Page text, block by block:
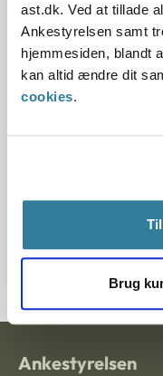
ast.dk. Ved at tillade
Ankestyrelsen samt
hjemmesiden, blandt
kan altid ændre dit
cookies.
Brug
02.09.2008
11.07.2013
Paragraf
1206939-06
Ankestyrelsen